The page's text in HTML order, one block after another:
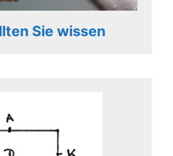
Sie wissen